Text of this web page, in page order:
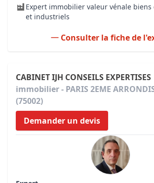
Expert immobilier valeur vénale biens
et industriels
Consulter la fiche de
CABINET IJH CONSEILS EXPERTISES
immobilier - PARIS 2EME
(75002)
Demander un devis